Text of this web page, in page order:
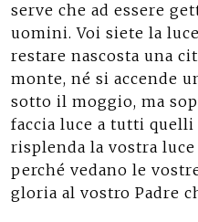
serve che ad essere
uomini. Voi siete la
restare nascosta una
monte, né si accende
sotto il moggio, ma
faccia luce a tutti quelli
risplenda la vostra
perché vedano le
gloria al vostro Padre